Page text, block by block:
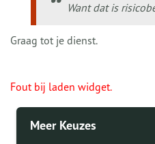
Want dat is
Graag tot je dienst.
Fout bij laden widget.
Meer Keuzes